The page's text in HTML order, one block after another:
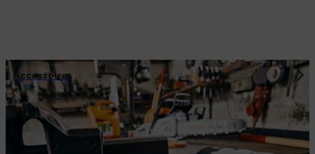
Accessoires